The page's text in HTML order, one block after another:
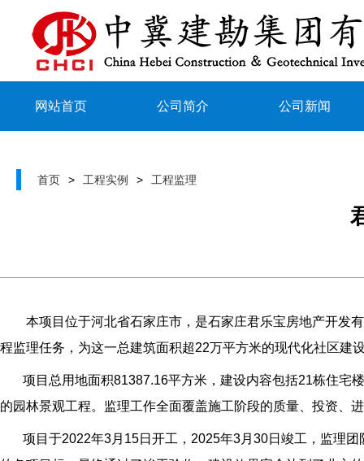
网站首页 公司简介 公司新闻
首页 > 工程实例 > 工程监理
本项目位于河北省石家庄市，是石家庄君乐宝房地产开发有
程监理任务，为这一总建筑面积超22万平方米的现代化社区建
项目总用地面积81387.16平方米，建设内容包括21栋住宅
的园林景观工程。监理工作全面覆盖施工阶段的质量、投资、
项目于2022年3月15日开工，2025年3月30日竣工，监理团